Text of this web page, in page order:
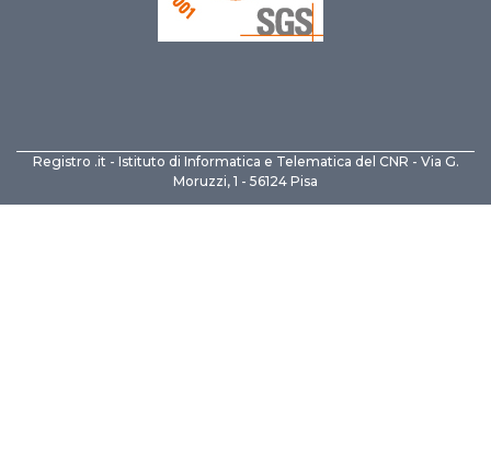
Registro .it - Istituto di Informatica e Telematica del CNR - Via G.
Moruzzi, 1 - 56124 Pisa